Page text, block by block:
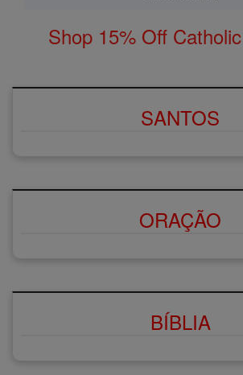
Shop 15% Off
SANTOS
ORAÇÃO
BÍBLIA